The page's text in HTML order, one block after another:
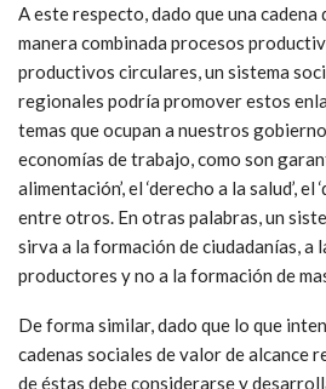
A este respecto, dado que una
manera combinada procesos
productivos circulares, un sistema
regionales podría promover estos
temas que ocupan a nuestros
economías de trabajo, como son
alimentación’, el ‘derecho a la salud’, el
entre otros. En otras palabras, un
sirva a la formación de ciudadanías, a
productores y no a la formación de
De forma similar, dado que lo que
cadenas sociales de valor de alcance
de éstas debe considerarse y